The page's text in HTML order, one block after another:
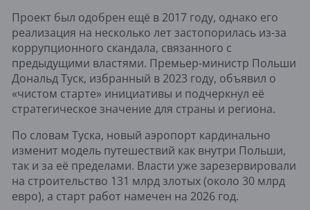
Проект был одобрен ещё в 2017 году, однако его
реализация на несколько лет застопорилась из-за
коррупционного скандала, связанного с
предыдущими властями. Премьер-министр Польши
Дональд Туск, избранный в 2023 году, объявил о
«чистом старте» инициативы и подчеркнул её
стратегическое значение для страны и региона.
По словам Туска, новый аэропорт кардинально
изменит модель путешествий как внутри Польши,
так и за её пределами. Власти уже зарезервировали
на строительство 131 млрд злотых (около 30 млрд
евро), а старт работ намечен на 2026 год.